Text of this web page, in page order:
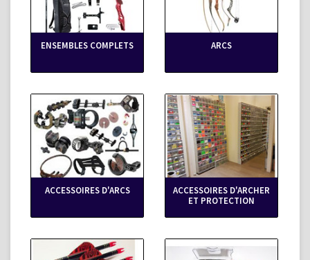
ENSEMBLES COMPLETS ARCS
ACCESSOIRES D'ARCS
ACCESSOIRES D'ARCHER
ET PROTECTION